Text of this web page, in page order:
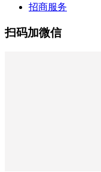
招商服务
扫码加微信